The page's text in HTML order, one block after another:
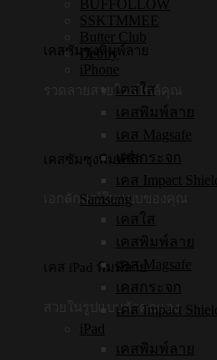
เคสซัมซุงพิมพ์ลาย
รวดลายสวยในสไตล์คุณ
เคสซัมซุงพิมพ์ชื่อ
เอกลักษณ์ในแบบของคุณ
เคส iPad พิมพ์ลาย
สวยในรูปแบบตัวคุณเอง
BUFFOLLOW
SSKTMMEE
Butter Club
Debby
iPhone
เคสใส
เคสพิมพ์ลาย
เคส Magsafe
เคสกระจก
เคส Impact Shield
Samsung
เคสใส
เคสพิมพ์ลาย
เคส Magsafe
เคสกระจก
เคส Impact Shield
iPad
เคสพิมพ์ลาย